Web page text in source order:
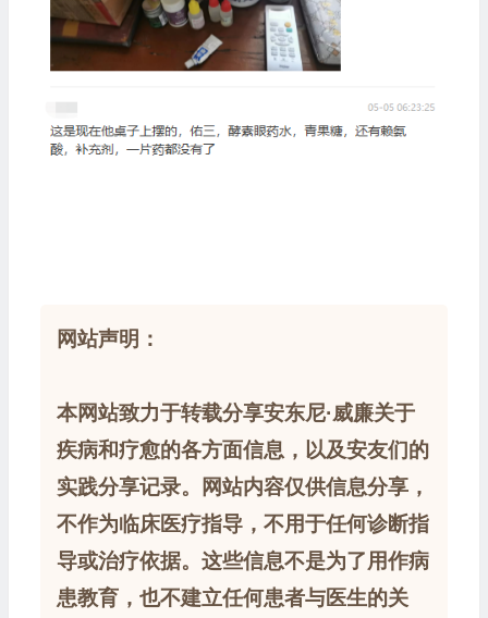
网站声明：
本网站致力于转载分享安东尼·威廉关于
疾病和疗愈的各方面信息，以及安友们的
实践分享记录。网站内容仅供信息分享，
不作为临床医疗指导，不用于任何诊断指
导或治疗依据。这些信息不是为了用作病
患教育，也不建立任何患者与医生的关